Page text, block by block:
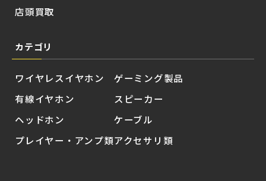
店頭買取
カテゴリ
ワイヤレスイヤホン
有線イヤホン
ヘッドホン
プレイヤー・アンプ類
ゲーミング製品
スピーカー
ケーブル
アクセサリ類